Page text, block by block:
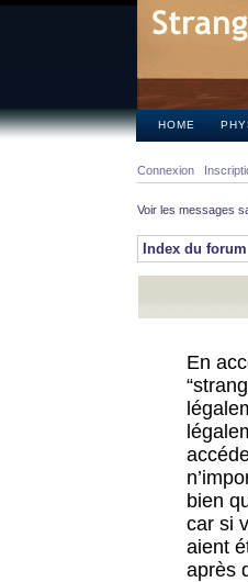
HOME
Connexion
Voir les messages
Index du forum
En
bien
car si
aient
après